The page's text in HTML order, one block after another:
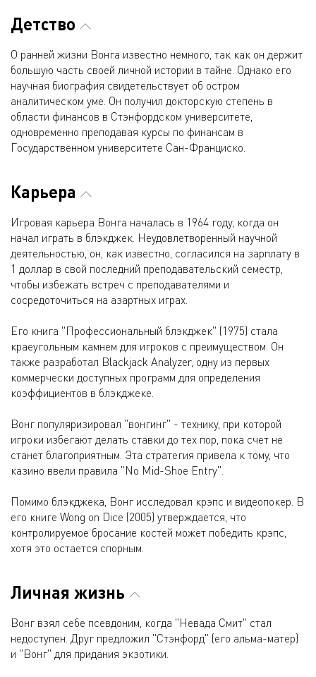
Детство
О ранней жизни Вонга известно немного, так как он держит
большую часть своей личной истории в тайне. Однако его
научная биография свидетельствует об остром
аналитическом уме. Он получил докторскую степень в
области финансов в Стэнфордском университете,
одновременно преподавая курсы по финансам в
Государственном университете Сан-Франциско.
Карьера
Игровая карьера Вонга началась в 1964 году, когда он
начал играть в блэкджек. Неудовлетворенный научной
деятельностью, он, как известно, согласился на зарплату в
1 доллар в свой последний преподавательский семестр,
чтобы избежать встреч с преподавателями и
сосредоточиться на азартных играх.
Его книга "Профессиональный блэкджек" (1975) стала
краеугольным камнем для игроков с преимуществом. Он
также разработал Blackjack Analyzer, одну из первых
коммерчески доступных программ для определения
коэффициентов в блэкджеке.
Вонг популяризировал "вонгинг" - технику, при которой
игроки избегают делать ставки до тех пор, пока счет не
станет благоприятным. Эта стратегия привела к тому, что
казино ввели правила "No Mid-Shoe Entry".
Помимо блэкджека, Вонг исследовал крэпс и видеопокер. В
его книге Wong on Dice (2005) утверждается, что
контролируемое бросание костей может победить крэпс,
хотя это остается спорным.
Личная жизнь
Вонг взял себе псевдоним, когда "Невада Смит" стал
недоступен. Друг предложил "Стэнфорд" (его альма-матер)
и "Вонг" для придания экзотики.